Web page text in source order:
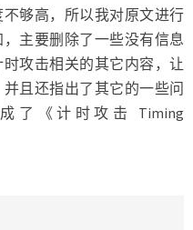
够高，所以我对原文进行
主要删除了一些没有信息
攻击相关的其它内容，让
且还指出了其它的一些问
了《计时攻击 Timing